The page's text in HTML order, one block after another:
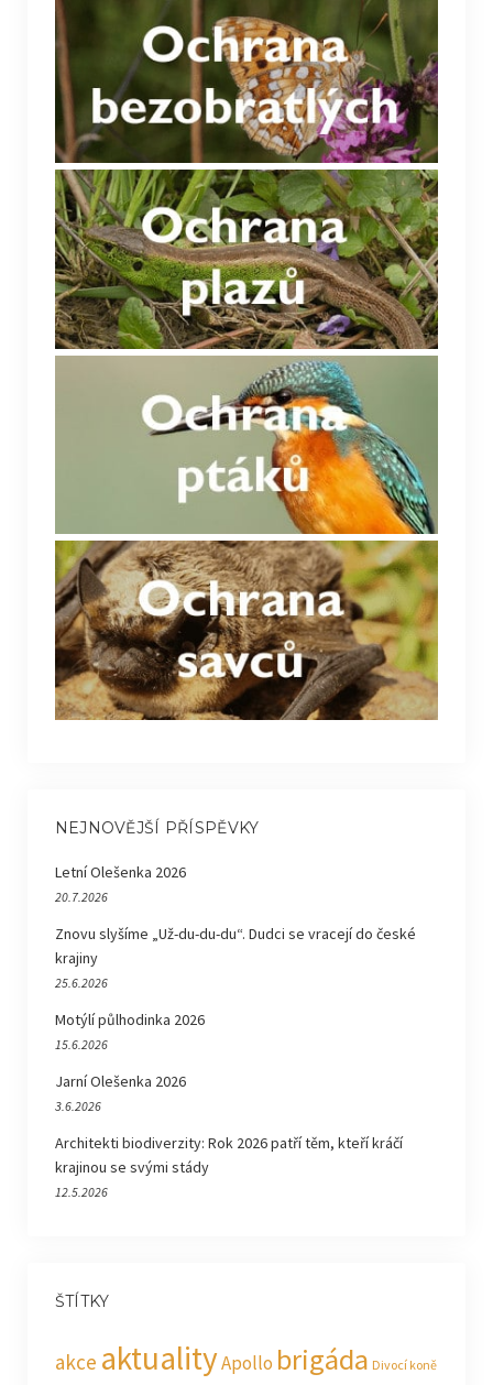
NEJNOVĚJŠÍ PŘÍSPĚVKY
Letní Olešenka 2026
20.7.2026
Znovu slyšíme „Už-du-du-du“. Dudci se vracejí do české
krajiny
25.6.2026
Motýlí půlhodinka 2026
15.6.2026
Jarní Olešenka 2026
3.6.2026
Architekti biodiverzity: Rok 2026 patří těm, kteří kráčí
krajinou se svými stády
12.5.2026
ŠTÍTKY
akce aktualityApollo brigáda Divocí koně